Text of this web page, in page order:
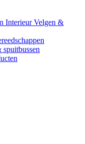
InterieurVelgen &